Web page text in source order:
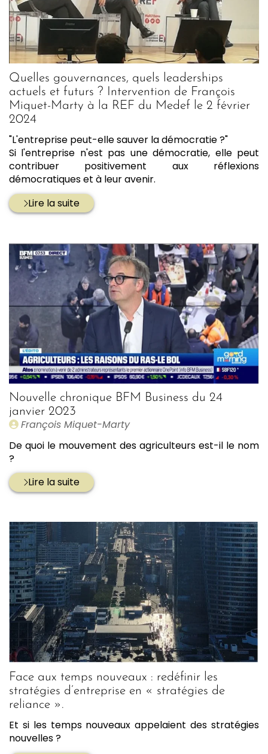
Quelles gouvernances, quels leaderships
actuels et futurs ? Intervention de François
Miquet-Marty à la REF du Medef le 2 février
2024
"L'entreprise peut-elle sauver la démocratie ?"
Si l'entreprise n'est pas une démocratie, elle peut
contribuer positivement aux réflexions
démocratiques et à leur avenir.
Lire la suite
Nouvelle chronique BFM Business du 24
janvier 2023
Publié
François Miquet-Marty
De quoi le mouvement des agriculteurs est-il le nom
?
Lire la suite
Face aux temps nouveaux : redéfinir les
stratégies d’entreprise en « stratégies de
reliance ».
Et si les temps nouveaux appelaient des stratégies
nouvelles ?